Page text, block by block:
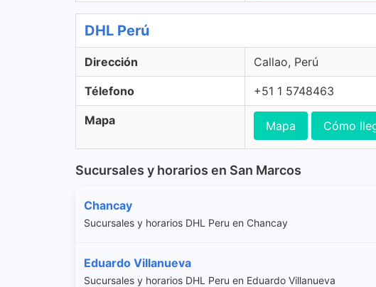
DHL Perú
Dirección Callao, Perú
Télefono +51 1 5748463
Mapa Mapa Cómo
Sucursales y horarios en San Marcos
Chancay
Sucursales y horarios DHL Peru en Chancay
Eduardo Villanueva
Sucursales y horarios DHL Peru en Eduardo Villanueva